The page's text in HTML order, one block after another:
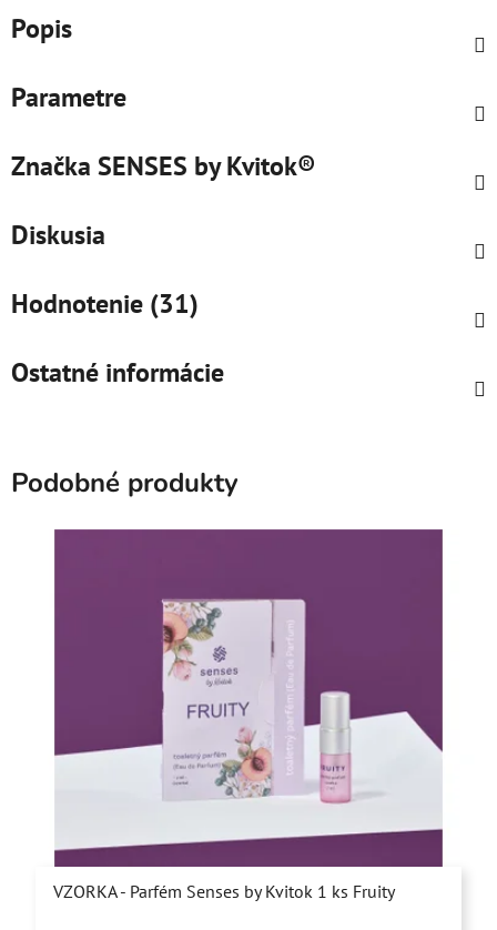
Popis
Parametre
Značka SENSES by Kvitok®
Diskusia
Hodnotenie (31)
Ostatné informácie
Podobné produkty
VZORKA - Parfém Senses by Kvitok 1 ks Fruity